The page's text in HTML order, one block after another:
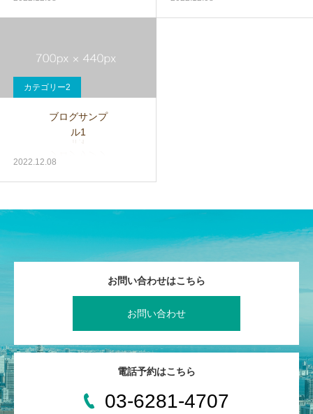
カテゴリー2
ブログサンプ
ル1
2022.12.08
お問い合わせはこちら
お問い合わせ
電話予約はこちら
03-6281-4707